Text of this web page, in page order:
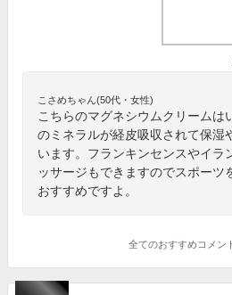
こさめちゃん(50代・女性)
こちらのマグネシウムクリームは
のミネラルが経皮吸収されて保湿
います。フランキンセンスやイラ
ッサージもできますのでスポーツ
おすすめですよ。
全てのおすすめコメン